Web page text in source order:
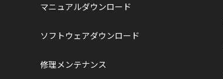
マニュアルダウンロード
ソフトウェアダウンロード
修理メンテナンス